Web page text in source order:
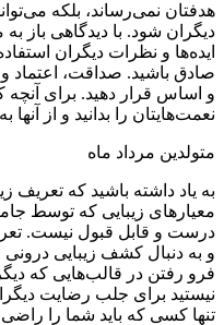
هدفتان نمی‌رساند، بلکه
دیگران شود. با دیدگاهی باز
ایده‌ها و نظرات دیگران
صادق باشید. صداقت، اعتماد و
و اساس قرار دهید. برای آنچه
نعمت‌هایتان را بدانید و از آنها
متولدین مرداد ماه
به یاد داشته باشید که
معیارهای زیبایی که توسط
درست و قابل قبول نیست.
و به دنبال کشف زیبایی درونی
فرو رفتن در قالب‌هایی که
نیستید برای جلب رضایت
تنها کسی که باید شما را